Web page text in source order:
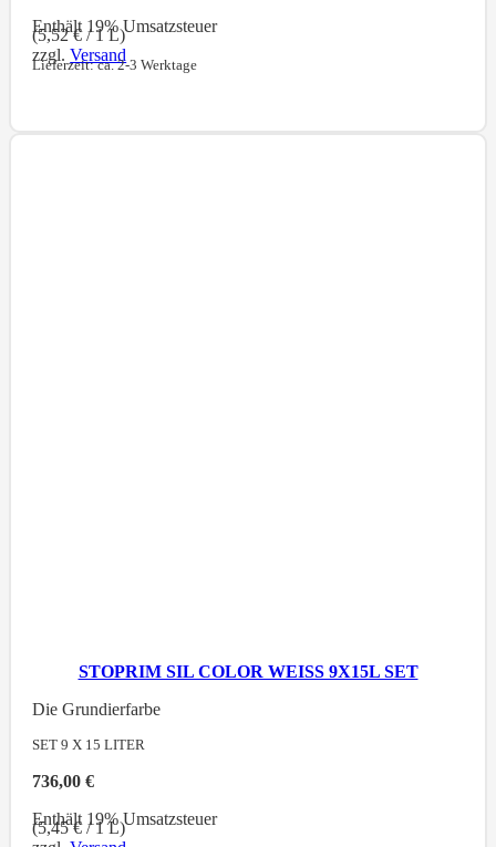
Enthält 19% Umsatzsteuer
(5,52€/ 1 L)
zzgl.Versand
Lieferzeit: ca. 2-3 Werktage
STOPRIM SIL COLOR WEISS 9X15L SET
Die Grundierfarbe
SET 9 X 15 LITER
736,00€
Enthält 19% Umsatzsteuer
(5,45€/ 1 L)